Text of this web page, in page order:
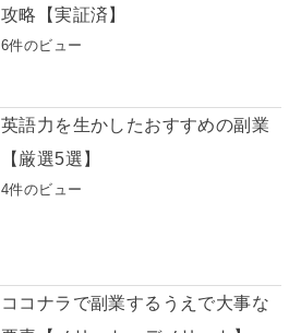
攻略【実証済】
6件のビュー
英語力を生かしたおすすめの副業
【厳選5選】
4件のビュー
ココナラで副業するうえで大事な